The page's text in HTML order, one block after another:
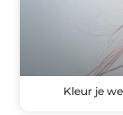
Kleur je